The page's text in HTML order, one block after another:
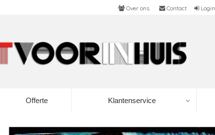
Over ons Contact Login
Offerte Klantenservice